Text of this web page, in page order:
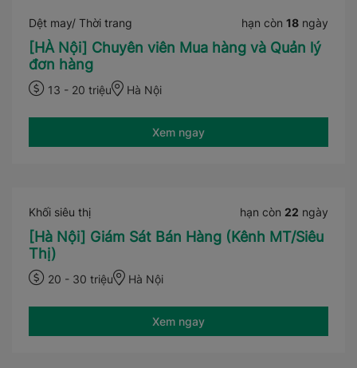
Hỗ trợ
Dệt may/ Thời trang hạn còn 18 ngày
[HÀ Nội] Chuyên viên Mua hàng và Quản lý
đơn hàng
13 - 20 triệu Hà Nội
Xem ngay
Khối siêu thị hạn còn 22 ngày
[Hà Nội] Giám Sát Bán Hàng (Kênh MT/Siêu
Thị)
20 - 30 triệu Hà Nội
Xem ngay